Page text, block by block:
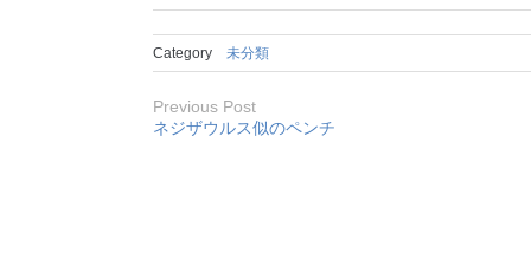
Category 未分類
Previous Post
ネジザウルス似のペンチ